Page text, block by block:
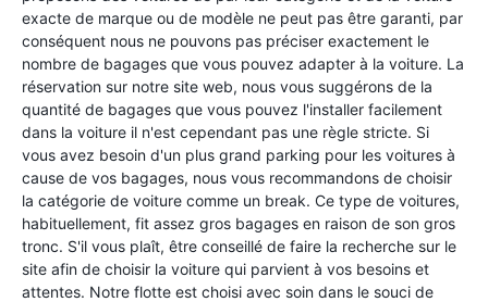
exacte de marque ou de modèle ne peut pas être garanti, par
conséquent nous ne pouvons pas préciser exactement le
nombre de bagages que vous pouvez adapter à la voiture. La
réservation sur notre site web, nous vous suggérons de la
quantité de bagages que vous pouvez l'installer facilement
dans la voiture il n'est cependant pas une règle stricte. Si
vous avez besoin d'un plus grand parking pour les voitures à
cause de vos bagages, nous vous recommandons de choisir
la catégorie de voiture comme un break. Ce type de voitures,
habituellement, fit assez gros bagages en raison de son gros
tronc. S'il vous plaît, être conseillé de faire la recherche sur le
site afin de choisir la voiture qui parvient à vos besoins et
attentes. Notre flotte est choisi avec soin dans le souci de